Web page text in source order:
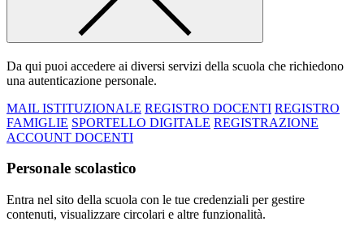
Da qui puoi accedere ai diversi servizi della scuola che richiedono
una autenticazione personale.
MAIL ISTITUZIONALE REGISTRO DOCENTI REGISTRO
FAMIGLIE SPORTELLO DIGITALE REGISTRAZIONE
ACCOUNT DOCENTI
Personale scolastico
Entra nel sito della scuola con le tue credenziali per gestire
contenuti, visualizzare circolari e altre funzionalità.